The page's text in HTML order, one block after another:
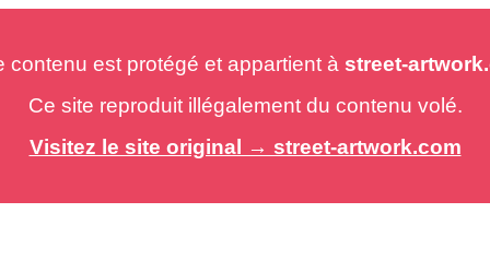
est protégé et appartient à street-
Ce site reproduit illégalement du contenu volé.
Visitez le site original → street-artwork.com